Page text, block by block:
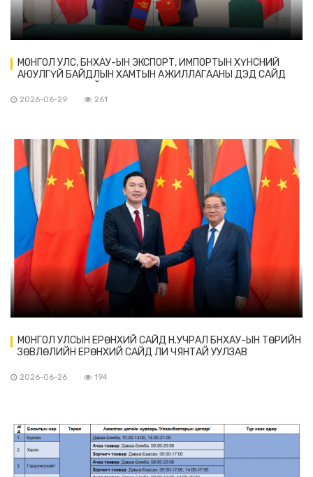
МОНГОЛ УЛС, БНХАУ-ЫН ЭКСПОРТ, ИМПОРТЫН ХҮНСНИЙ
АЮУЛГҮЙ БАЙДЛЫН ХАМТЫН АЖИЛЛАГААНЫ ДЭД САЙД
2026-06-29 261
МОНГОЛ УЛСЫН ЕРӨНХИЙ САЙД Н.УЧРАЛ БНХАУ-ЫН ТӨРИЙН
ЗӨВЛӨЛИЙН ЕРӨНХИЙ САЙД ЛИ ЧЯНТАЙ УУЛЗАВ
2026-06-26 194